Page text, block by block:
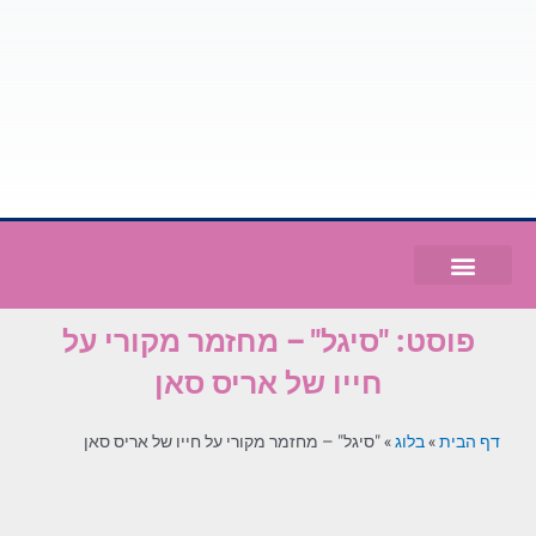
פוסט: "סיגל" – מחזמר מקורי על
חייו של אריס סאן
דף הבית»בלוג»"סיגל" – מחזמר מקורי על חייו של אריס סאן